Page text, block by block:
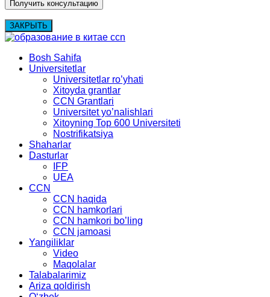
ЗАКРЫТЬ
Bosh Sahifa
Universitetlar
Universitetlar ro’yhati
Xitoyda grantlar
CCN Grantlari
Universitet yo’nalishlari
Xitoyning Top 600 Universiteti
Nostrifikatsiya
Shaharlar
Dasturlar
IFP
UEA
CCN
CCN haqida
CCN hamkorlari
CCN hamkori bo’ling
CCN jamoasi
Yangiliklar
Video
Maqolalar
Talabalarimiz
Ariza qoldirish